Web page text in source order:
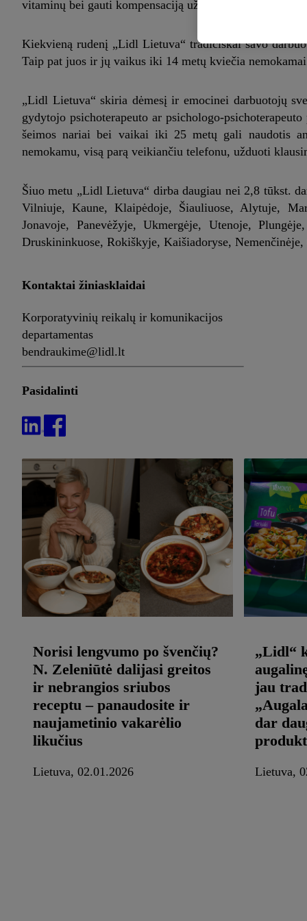
vitaminų bei gauti kompensaciją už dalį odontologijos ir
Kiekvieną rudenį „Lidl Lietuva“ tradiciškai savo
Taip pat juos ir jų vaikus iki 14 metų kviečia
„Lidl Lietuva“ skiria dėmesį ir emocinei darbuotojų
gydytojo psichoterapeuto ar psichologo-
šeimos nariai bei vaikai iki 25 metų gali naudotis
nemokamu, visą parą veikiančiu telefonu, užduoti
Šiuo metu „Lidl Lietuva“ dirba daugiau nei 2,8 tūkst.
Vilniuje, Kaune, Klaipėdoje, Šiauliuose, Alytuje,
Jonavoje, Panevėžyje, Ukmergėje, Utenoje,
Druskininkuose, Rokiškyje, Kaišiadoryse,
Kontaktai žiniasklaidai
Korporatyvinių reikalų ir komunikacijos
departamentas
bendraukime@lidl.lt
Pasidalinti
Norisi lengvumo po švenčių?
N. Zeleniūtė dalijasi greitos
ir nebrangios sriubos
receptu – panaudosite ir
naujametinio vakarėlio
likučius
Lietuva, 02.01.2026
„Lidl“
jau
dar
Lietuva,